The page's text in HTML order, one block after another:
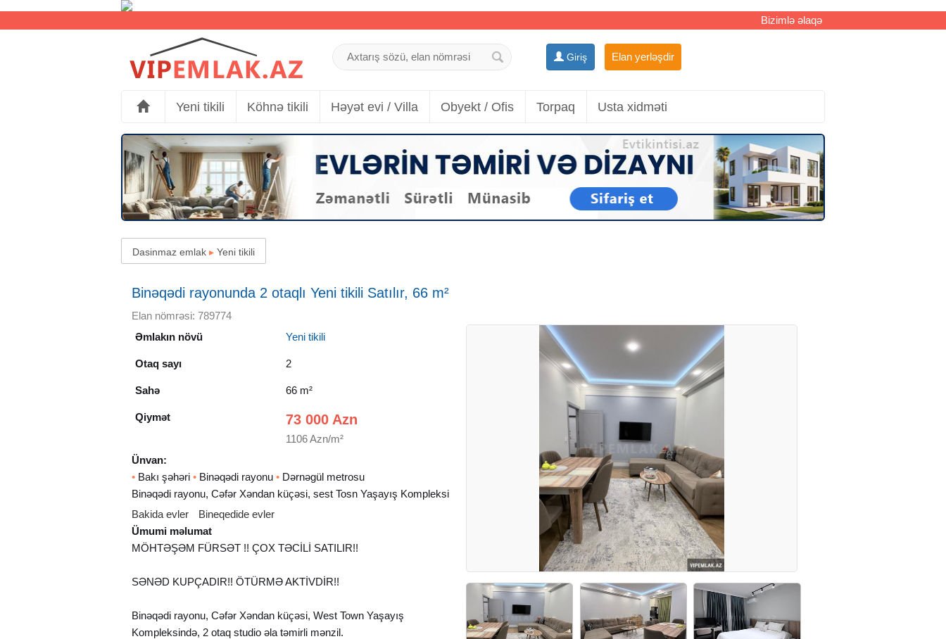
Bizimlə əlaqə
Giriş Elan yerləşdir
Yeni tikili Köhnə tikili Həyət evi / Villa Obyekt / Ofis Torpaq Usta xidməti
Dasinmaz emlak ▸ Yeni tikili
Binəqədi rayonunda 2 otaqlı Yeni tikili Satılır, 66 m²
Elan nömrəsi: 789774
Əmlakın növü
Yeni tikili
Otaq sayı 2
Sahə 66 m²
Qiymət 73 000 Azn
1106 Azn/m²
Ünvan:
• Bakı şəhəri • Binəqədi rayonu • Dərnəgül metrosu
Binəqədi rayonu, Cəfər Xəndan küçəsi, sest Tosn Yaşayış Kompleksi
Bakida evler
Bineqedide evler
Ümumi məlumat
MÖHTƏŞƏM FÜRSƏT !! ÇOX TƏCİLİ SATILIR!!
SƏNƏD KUPÇADIR!! ÖTÜRMƏ AKTİVDİR!!
Binəqədi rayonu, Cəfər Xəndan küçəsi, West Town Yaşayış
Kompleksində, 2 otaq studio əla təmirli mənzil.